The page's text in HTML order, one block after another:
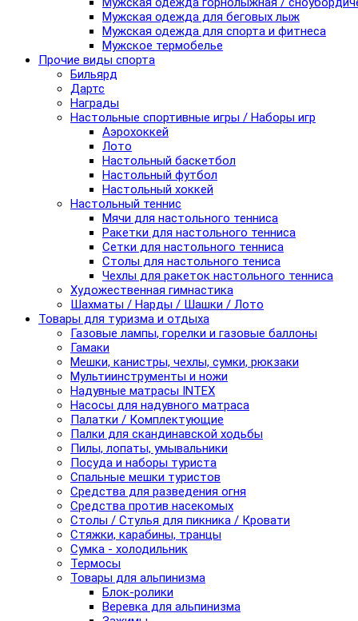
Мужская одежда для беговых лыж
Мужская одежда для спорта и фитнеса
Мужское термобелье
Прочие виды спорта
Бильярд
Дартс
Награды
Настольные спортивные игры / Наборы игр
Аэрохоккей
Лото
Настольный баскетбол
Настольный футбол
Настольный хоккей
Настольный теннис
Мячи для настольного тенниса
Ракетки для настольного тенниса
Сетки для настольного тенниса
Столы для настольного тениса
Чехлы для ракеток настольного тенниса
Художественная гимнастика
Шахматы / Нарды / Шашки / Лото
Товары для туризма и отдыха
Газовые лампы, горелки и газовые баллоны
Гамаки
Мешки, канистры, чехлы, сумки, рюкзаки
Мультиинструменты и ножи
Надувные матрасы INTEX
Насосы для надувного матраса
Палатки / Комплектующие
Палки для скандинавской ходьбы
Пилы, лопаты, умывальники
Посуда и наборы туриста
Спальные мешки туристов
Средства для разведения огня
Средства против насекомых
Столы / Стулья для пикника / Кровати
Стяжки, карабины, транцы
Сумка - холодильник
Термосы
Товары для альпинизма
Блок-ролики
Веревка для альпинизма